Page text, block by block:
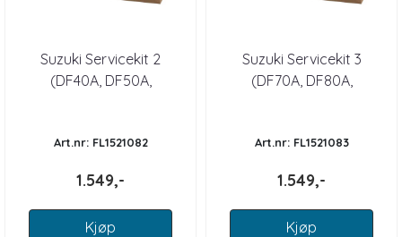
Suzuki Servicekit 2
(DF40A, DF50A,
Art.nr: FL1521082
1.549,-
Kjøp
Suzuki Servicekit 3
(DF70A, DF80A,
Art.nr: FL1521083
1.549,-
Kjøp